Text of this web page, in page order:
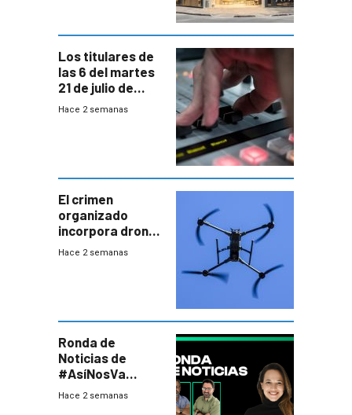
Los titulares de
las 6 del martes
21 de julio de
2026
Hace 2 semanas
El crimen
organizado
incorpora drones
y abre un nuevo
Hace 2 semanas
Ronda de
Noticias de
#AsíNosVa
(20/7/26)
Hace 2 semanas